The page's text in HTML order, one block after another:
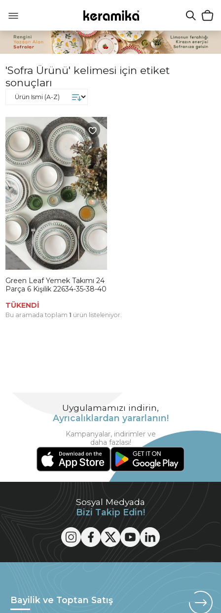
'Sofra Ürünü' kelimesi için etiket
sonuçları
Green Leaf Yemek Takımı 24
Parça 6 Kişilik 22634-35-38-40
TÜKENDİ
Bu aramada toplam 1 ürün listeleniyor.
Sosyal Medyada
Bizi Takip Edin!
Uygulamamızı indirin,
Ayrıcalıklardan yararlanın!
Kampanyalar, indirimler ve
daha fazlası!
Bayilik ve Toptan Satış